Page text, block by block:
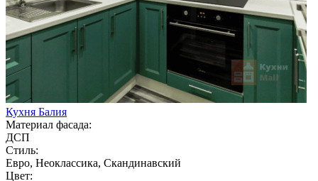
Кухня Балия
Материал фасада:
ДСП
Стиль:
Евро, Неоклассика, Скандинавский
Цвет: